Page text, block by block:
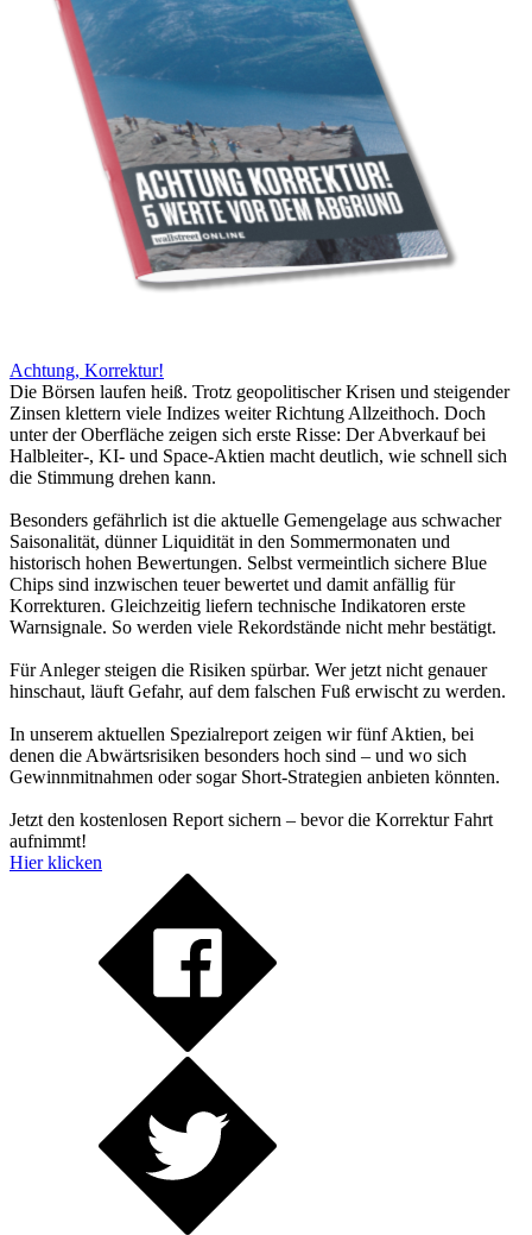
Achtung, Korrektur!
Die Börsen laufen heiß. Trotz geopolitischer Krisen und steigender
Zinsen klettern viele Indizes weiter Richtung Allzeithoch. Doch
unter der Oberfläche zeigen sich erste Risse: Der Abverkauf bei
Halbleiter-, KI- und Space-Aktien macht deutlich, wie schnell sich
die Stimmung drehen kann.
Besonders gefährlich ist die aktuelle Gemengelage aus schwacher
Saisonalität, dünner Liquidität in den Sommermonaten und
historisch hohen Bewertungen. Selbst vermeintlich sichere Blue
Chips sind inzwischen teuer bewertet und damit anfällig für
Korrekturen. Gleichzeitig liefern technische Indikatoren erste
Warnsignale. So werden viele Rekordstände nicht mehr bestätigt.
Für Anleger steigen die Risiken spürbar. Wer jetzt nicht genauer
hinschaut, läuft Gefahr, auf dem falschen Fuß erwischt zu werden.
In unserem aktuellen Spezialreport zeigen wir fünf Aktien, bei
denen die Abwärtsrisiken besonders hoch sind – und wo sich
Gewinnmitnahmen oder sogar Short-Strategien anbieten könnten.
Jetzt den kostenlosen Report sichern – bevor die Korrektur Fahrt
aufnimmt!
Hier klicken